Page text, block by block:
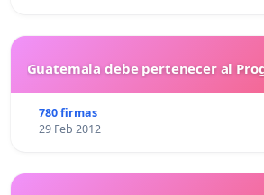
Guatemala debe pertenecer al
780 firmas
29 Feb 2012